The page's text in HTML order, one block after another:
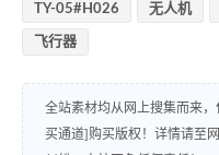
TY-05#H026 无人机
飞行器
全站素材均从网上搜集而来
买通道]购买版权！详情请至